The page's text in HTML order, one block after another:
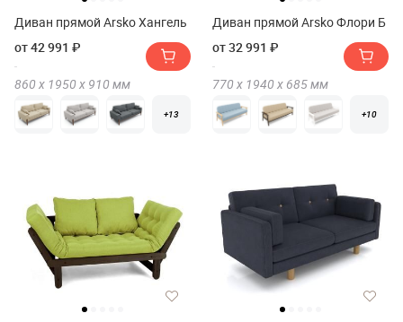
Диван прямой Arsko Хангель
от 42 991 ₽
860 х 1950 х 910 мм
+13
Диван прямой Arsko Флори Б
от 32 991 ₽
770 х 1940 х 685мм
+10